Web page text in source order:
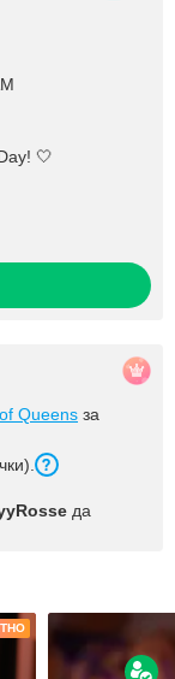
🤍
Queens за
да